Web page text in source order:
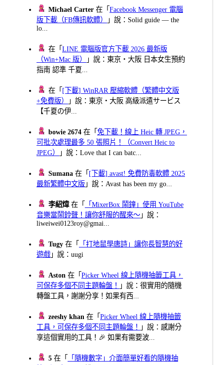
Michael Carter 在「Facebook Messenger 電腦
版下載（FB傳訊軟體）
」說：Solid guide — the
lo...
在「LINE 電腦版官方下載 2026 最新版
（Win+Mac 版）
」說：東京・大阪 日本女生預約
指南 認準 千夏...
在「 [下載] WinRAR 壓縮軟體（繁體中文版
+免費版）
」說：東京・大阪 高級派遣サービス
【千夏の伊...
bowie 2674 在「免下載！線上 Heic 轉 JPEG，
可批次處理最多 50 張照片！（Convert Heic to
JPEG）
」說：Love that I can batc...
Sumana 在「 [下載] avast! 免費防毒軟體 2025
最新繁體中文版 」說：Avast has been my go...
李紹煒在「
「MixerBox 鬧鐘」使用 YouTube
音樂當鬧鈴聲！讓你舒服的醒來～ 」說：
liweiwei0123roy@gmai...
Tugy 在「
「打地鼠學唐詩」讓你長智慧的好
遊戲 」說：uugi
Aston 在「Picker Wheel 線上隨機抽籤工具，
可保存多個不同主題輪盤！
」說：很實用的隨機
轉盤工具，謝謝分享！如果有西...
zeeshy khan 在「Picker Wheel 線上隨機抽籤
工具，可保存多個不同主題輪盤！
」說：感謝分
享這個實用的工具！🎉 如果有需要波...
5 在「
「隨機數字」介面簡單好看的隨機抽